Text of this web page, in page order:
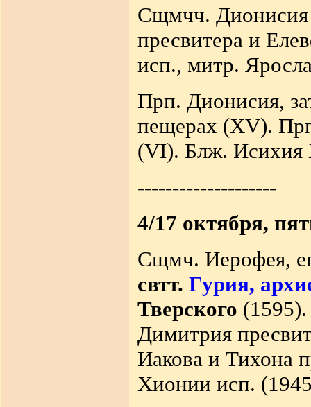
Сщмчч. Дионисия
пресвитера и
исп., митр.
Прп. Дионисия,
пещерах (XV).
(VI). Блж. Исихия
--------------------
4/17 октября,
Сщмч. Иерофея,
свтт. Гурия,
Тверского
Димитрия
Иакова и Тихона
Хионии исп.